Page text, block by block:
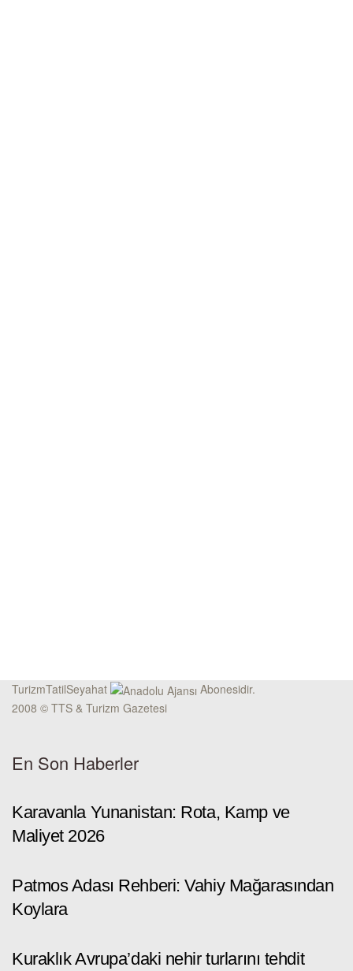
TurizmTatilSeyahat
Abonesidir.
2008 © TTS & Turizm Gazetesi
En Son Haberler
Karavanla Yunanistan: Rota, Kamp ve
Maliyet 2026
Patmos Adası Rehberi: Vahiy Mağarasından
Koylara
Kuraklık Avrupa’daki nehir turlarını tehdit